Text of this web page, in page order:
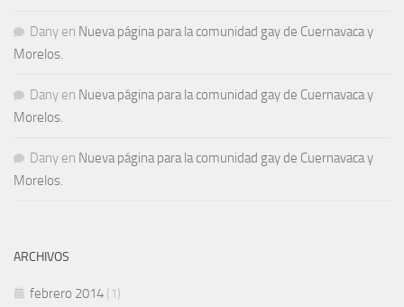
Dany en Nueva página para la comunidad gay de Cuernavaca y
Morelos.
Dany en Nueva página para la comunidad gay de Cuernavaca y
Morelos.
Dany en Nueva página para la comunidad gay de Cuernavaca y
Morelos.
ARCHIVOS
febrero 2014 (1)